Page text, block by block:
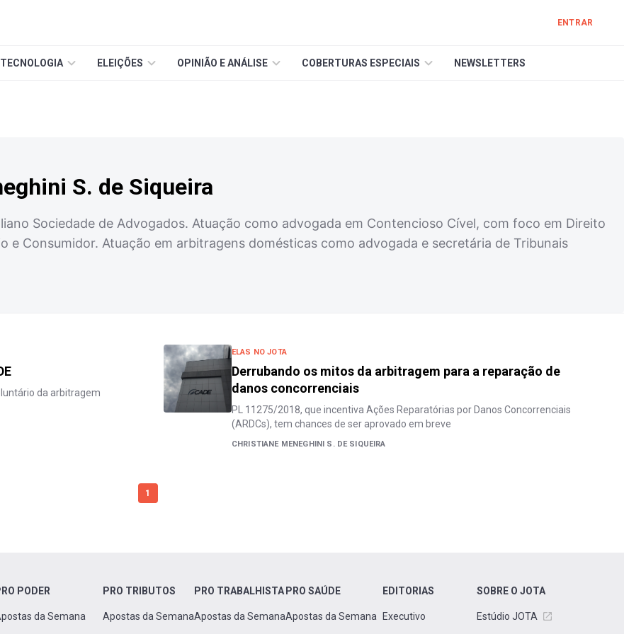
ENTRAR
TECNOLOGIA ELEIÇÕES OPINIÃO E ANÁLISE COBERTURAS ESPECIAIS NEWSLETTERS
S. de Siqueira
Sociedade de Advogados. Atuação como advogada em Contencioso Cível, com foco em Direito
e Consumidor. Atuação em arbitragens domésticas como advogada e secretária de Tribunais
da arbitragem
ELAS NO JOTA
Derrubando os mitos da arbitragem para a reparação de
danos concorrenciais
PL 11275/2018, que incentiva Ações Reparatórias por Danos Concorrenciais
(ARDCs), tem chances de ser aprovado em breve
CHRISTIANE MENEGHINI S. DE SIQUEIRA
1
PODER
da Semana
PRO TRIBUTOS
Apostas da Semana
PRO TRABALHISTA
Apostas da Semana
PRO SAÚDE
Apostas da Semana
EDITORIAS
Executivo
SOBRE O JOTA
Estúdio JOTA